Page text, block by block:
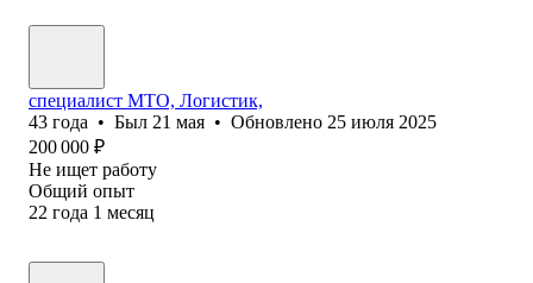
специалист МТО, Логистик,
43 года • Был 21 мая • Обновлено 25 июля 2025
200 000 ₽
Не ищет работу
Общий опыт
22 года 1 месяц